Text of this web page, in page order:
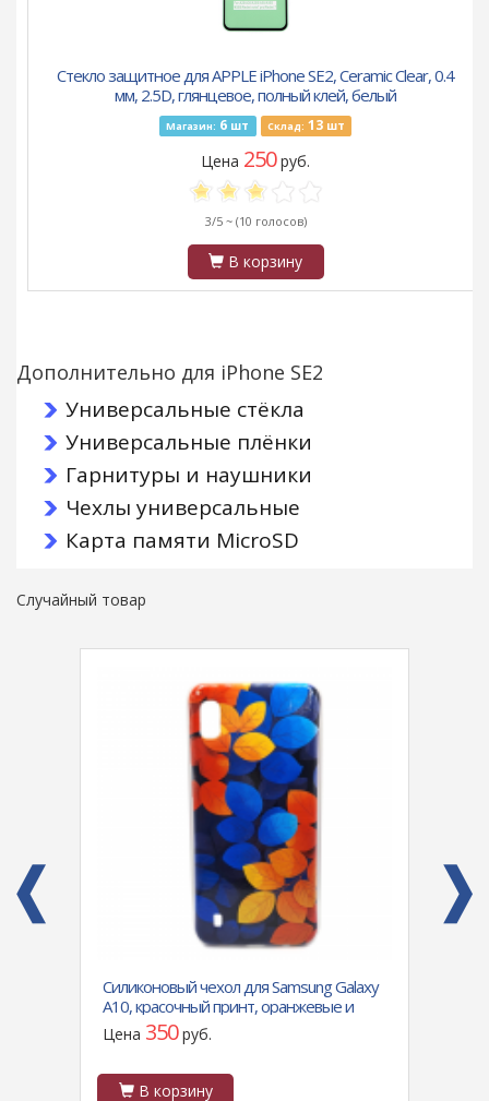
Стекло защитное для APPLE iPhone SE2, Ceramic Clear, 0.4
мм, 2.5D, глянцевое, полный клей, белый
Магазин: 6 шт Склад: 13шт
Цена 250руб.
3/5 ~ (10 голосов)
В корзину
Дополнительно для iPhone SE2
Универсальные стёкла
Универсальные плёнки
Гарнитуры и наушники
Чехлы универсальные
Карта памяти MicroSD
Случайный товар
Силиконовый чехол для Samsung Galaxy
A10, красочный принт, оранжевые и
синие листья
Цена 350руб.
В корзину